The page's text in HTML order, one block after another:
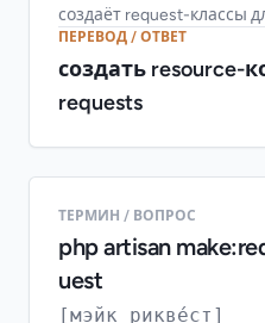
создаёт request-классы
ПЕРЕВОД / ОТВЕТ
создать resource-
requests
ТЕРМИН / ВОПРОС
php artisan
uest
[мэйк рикве́ст]